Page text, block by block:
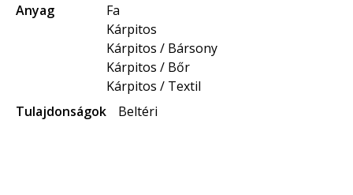
Anyag
Fa
Kárpitos
Kárpitos / Bársony
Kárpitos / Bőr
Kárpitos / Textil
Tulajdonságok
Beltéri